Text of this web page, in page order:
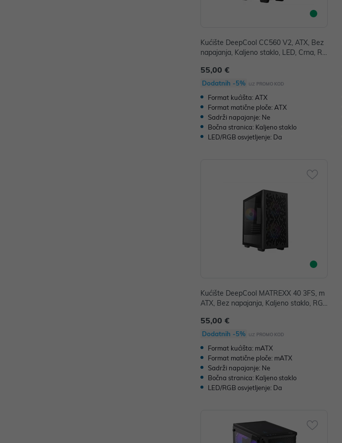
Kućište DeepCool CC560 V2, ATX, Bez
napajanja, Kaljeno staklo, LED, Crna, R-
55,00 €
Dodatnih -5% uz PROMO KOD
Format kućišta: ATX
Format matične ploče: ATX
Sadrži napajanje: Ne
Bočna stranica: Kaljeno staklo
LED/RGB osvjetljenje: Da
Kućište DeepCool MATREXX 40 3FS, m
ATX, Bez napajanja, Kaljeno staklo, RG
55,00 €
Dodatnih -5% uz PROMO KOD
Format kućišta: mATX
Format matične ploče: mATX
Sadrži napajanje: Ne
Bočna stranica: Kaljeno staklo
LED/RGB osvjetljenje: Da